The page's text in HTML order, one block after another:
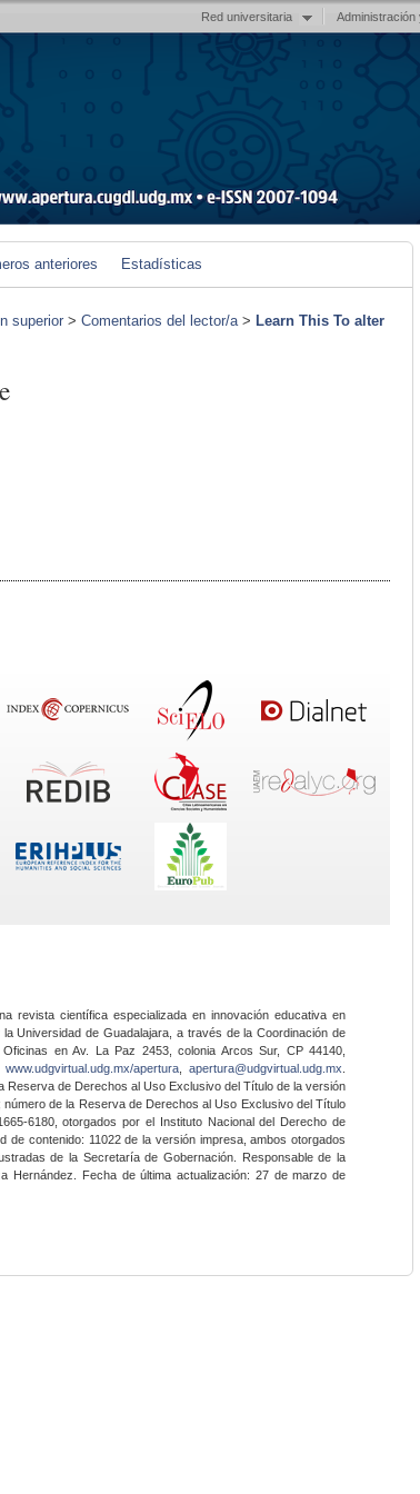
Red universitaria Administración
anteriores Estadísticas
superior > Comentarios del lector/a> Learn This To alter
revista científica especializada en innovación educativa en
Universidad de Guadalajara, a través de la Coordinación de
en Av. La Paz 2453, colonia Arcos Sur, CP 44140,
www.udgvirtual.udg.mx/apertura apertura@udgvirtual.udg.mx
Reserva de Derechos al Uso Exclusivo del Título de la versión
de la Reserva de Derechos al Uso Exclusivo del Título
6180, otorgados por el Instituto Nacional del Derecho de
de contenido: 11022 de la versión impresa, ambos otorgados
de la Secretaría de Gobernación. Responsable de la
Hernández. Fecha de última actualización: 27 de marzo de